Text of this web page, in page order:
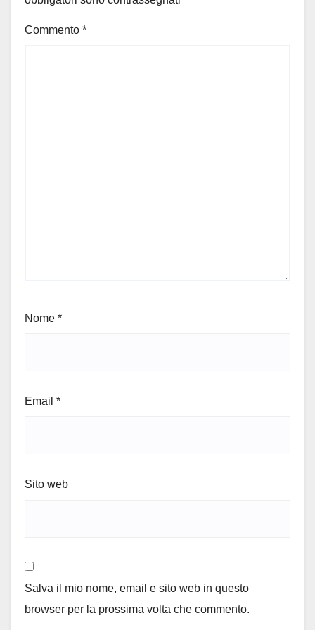
Commento *
Nome *
Email *
Sito web
Salva il mio nome, email e sito web in questo
browser per la prossima volta che commento.